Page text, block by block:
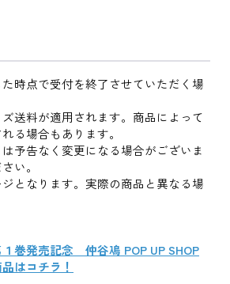
時点で受付を終了させていただく場
送料が適用されます。商品によって
る場合もあります。
予告なく変更になる場合がございま
い。
となります。実際の商品と異なる場
１巻発売記念 仲谷鳰 POP UP SHOP
はコチラ！